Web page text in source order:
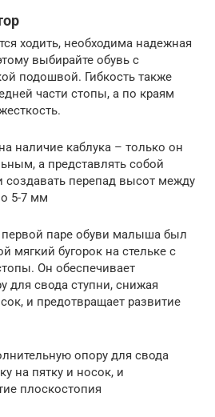
ходить, необходима надежная
выбирайте обувь с
подошвой. Гибкость также
части стопы, а по краям
наличие каблука – только он
а представлять собой
перепад высот между
5-7 мм
паре обуви малыша был
мягкий бугорок на стельке с
Он обеспечивает
для свода ступни, снижая
и предотвращает развитие
опору для свода
на пятку и носок, и
плоскостопия